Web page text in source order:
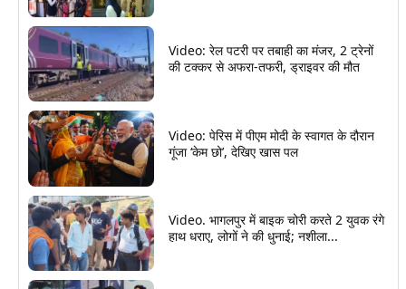
Video: रेल पटरी पर तबाही का मंजर, 2 ट्रेनों
की टक्कर से अफरा-तफरी, ड्राइवर की मौत
Video: पेरिस में पीएम मोदी के स्वागत के दौरान
गूंजा ‘केम छो’, देखिए खास पल
Video. भागलपुर में बाइक चोरी करते 2 युवक रंगे
हाथ धराए, लोगों ने की धुनाई; नशीला...